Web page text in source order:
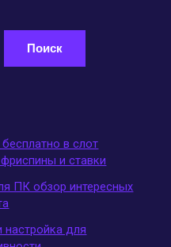
Поиск
в слот
и ставки
ПК обзор интересных
настройка для